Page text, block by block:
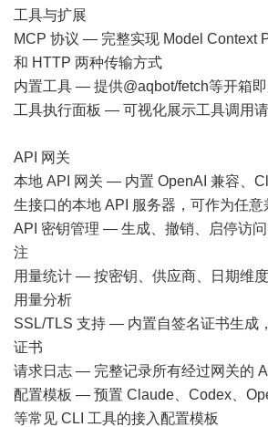
工具与扩展
MCP 协议 — 完整实现 Model Context
和 HTTP 两种传输方式
内置工具 — 提供@aqbot/fetch等开箱
工具执行面板 — 可视化展示工具调用
API 网关
本地 API 网关 — 内置 OpenAI 兼容、
生接口的本地 API 服务器，可作为任
API 密钥管理 — 生成、撤销、启停访
注
用量统计 — 按密钥、供应商、日期维
用量分析
SSL/TLS 支持 — 内置自签名证书生成
证书
请求日志 — 完整记录所有经过网关的
配置模板 — 预置 Claude、Codex、
等常见 CLI 工具的接入配置模板